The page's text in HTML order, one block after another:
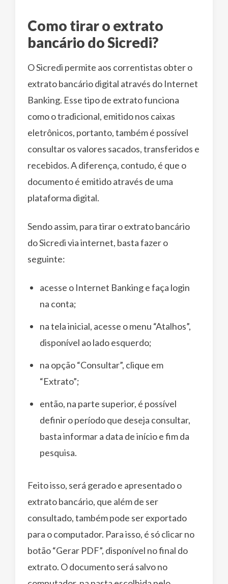
Como tirar o extrato
bancário do Sicredi?
O Sicredi permite aos correntistas obter o
extrato bancário digital através do Internet
Banking. Esse tipo de extrato funciona
como o tradicional, emitido nos caixas
eletrônicos, portanto, também é possível
consultar os valores sacados, transferidos e
recebidos. A diferença, contudo, é que o
documento é emitido através de uma
plataforma digital.
Sendo assim, para tirar o extrato bancário
do Sicredi via internet, basta fazer o
seguinte:
acesse o Internet Banking e faça login
na conta;
na tela inicial, acesse o menu “Atalhos”,
disponível ao lado esquerdo;
na opção “Consultar”, clique em
“Extrato”;
então, na parte superior, é possível
definir o período que deseja consultar,
basta informar a data de início e fim da
pesquisa.
Feito isso, será gerado e apresentado o
extrato bancário, que além de ser
consultado, também pode ser exportado
para o computador. Para isso, é só clicar no
botão “Gerar PDF”, disponível no final do
extrato. O documento será salvo no